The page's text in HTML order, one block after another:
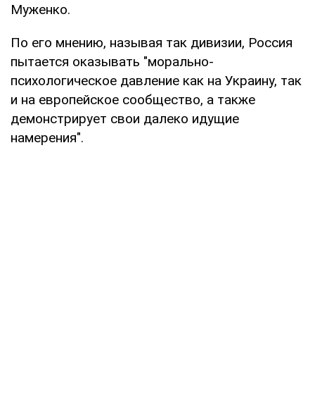
Муженко.
По его мнению, называя так дивизии, Россия
пытается оказывать "морально-
психологическое давление как на Украину, так
и на европейское сообщество, а также
демонстрирует свои далеко идущие
намерения".